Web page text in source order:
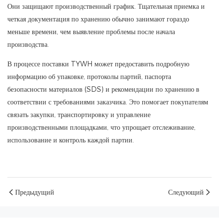
Они защищают производственный график. Тщательная приемка и
четкая документация по хранению обычно занимают гораздо
меньше времени, чем выявление проблемы после начала
производства.
В процессе поставки TYWH может предоставить подробную
информацию об упаковке, протоколы партий, паспорта
безопасности материалов (SDS) и рекомендации по хранению в
соответствии с требованиями заказчика. Это помогает покупателям
связать закупки, транспортировку и управление
производственными площадками, что упрощает отслеживание,
использование и контроль каждой партии.
Предыдущий Следующий